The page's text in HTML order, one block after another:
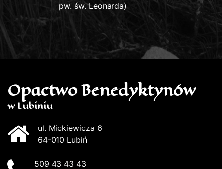
pw. św. Leonarda)
Opactwo Benedyktynów
w Lubiniu
ul. Mickiewicza 6
64-010 Lubiń
509 43 43 43